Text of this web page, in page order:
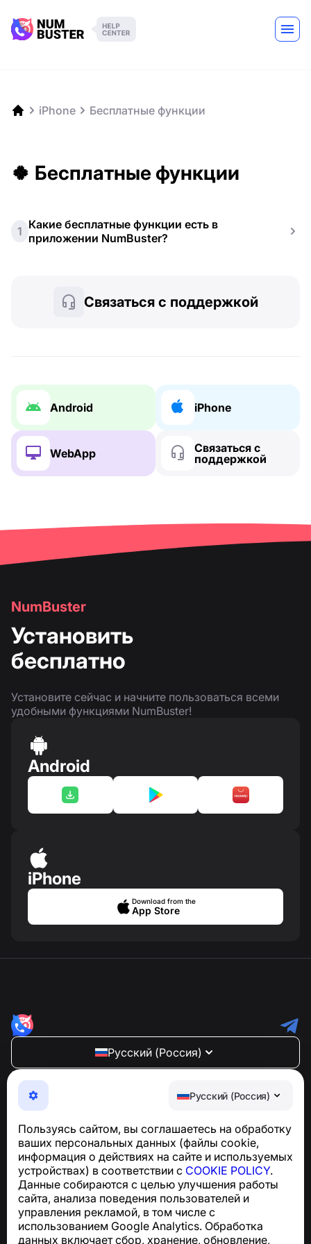
Русский (Россия)
Пользуясь сайтом, вы соглашаетесь на обработку
ваших персональных данных (файлы cookie,
информация о действиях на сайте и используемых
устройствах) в соответствии с COOKIE POLICY.
Данные собираются с целью улучшения работы
сайта, анализа поведения пользователей и
управления рекламой, в том числе с
использованием Google Analytics. Обработка
данных включает сбор, хранение, обновление,
iPhone Бесплатные функции
🍀 Бесплатные функции
1 Какие бесплатные функции есть в
приложении NumBuster?
Связаться с поддержкой
Android iPhone
WebApp
Связаться с
поддержкой
NumBuster
Установить
бесплатно
Установите сейчас и начните пользоваться всеми
удобными функциями NumBuster!
Android
iPhone
Download from the
App Store
Русский (Россия)
NumBuster © 2013—2026 ·
Максимально удобное приложение для защиты от
телефонных мошенников, спама и нежелательных
Для запросов по соблюдению GDPR:
support@numbuster.com
Центр поддержки
Новости и статьи
О проекте
Контакты